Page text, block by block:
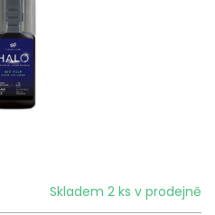
Skladem 2 ks v prodejně